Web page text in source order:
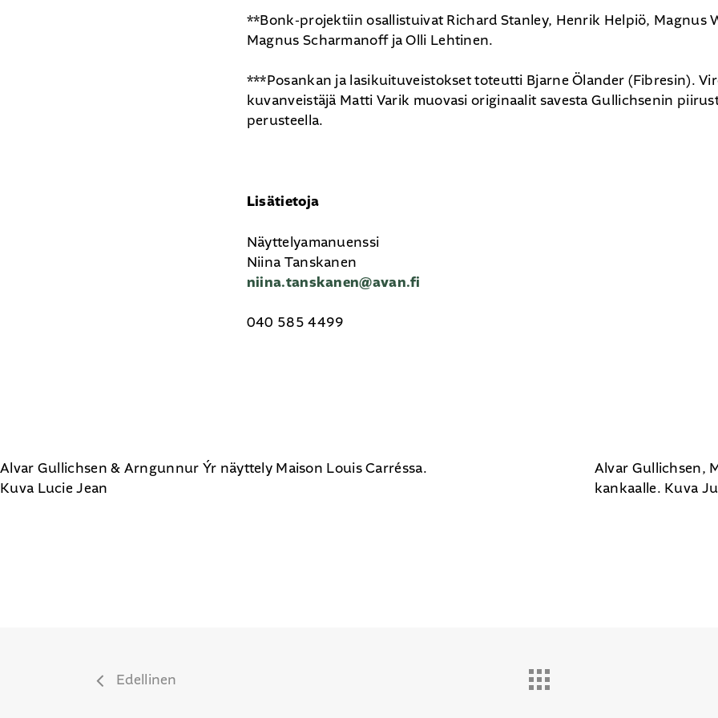
**Bonk-projektiin osallistuivat Richard Stanley, Henrik Helpiö, Magnus
Magnus Scharmanoff ja Olli Lehtinen.
***Posankan ja lasikuituveistokset toteutti Bjarne Ölander (Fibresin).
kuvanveistäjä Matti Varik muovasi originaalit savesta Gullichsenin
perusteella.
Lisätietoja
Näyttelyamanuenssi
Niina Tanskanen
niina.tanskanen@avan.fi
040 585 4499
Alvar Gullichsen & Arngunnur Ýr näyttely Maison Louis Carréssa.
Kuva Lucie Jean
Alvar Gullichsen,
kankaalle. Kuva
Edellinen